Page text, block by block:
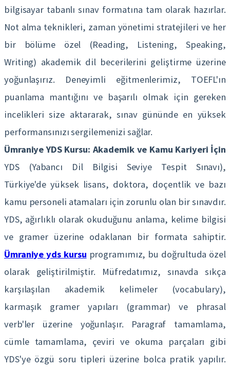
bilgisayar tabanlı sınav formatına tam olarak hazırlar.
Not alma teknikleri, zaman yönetimi stratejileri ve her
bir bölüme özel (Reading, Listening, Speaking,
Writing) akademik dil becerilerini geliştirme üzerine
yoğunlaşırız. Deneyimli eğitmenlerimiz, TOEFL'ın
puanlama mantığını ve başarılı olmak için gereken
incelikleri size aktararak, sınav gününde en yüksek
performansınızı sergilemenizi sağlar.
Ümraniye YDS Kursu: Akademik ve Kamu Kariyeri İçin
YDS (Yabancı Dil Bilgisi Seviye Tespit Sınavı),
Türkiye'de yüksek lisans, doktora, doçentlik ve bazı
kamu personeli atamaları için zorunlu olan bir sınavdır.
YDS, ağırlıklı olarak okuduğunu anlama, kelime bilgisi
ve gramer üzerine odaklanan bir formata sahiptir.
Ümraniye yds kursu programımız, bu doğrultuda özel
olarak geliştirilmiştir. Müfredatımız, sınavda sıkça
karşılaşılan akademik kelimeler (vocabulary),
karmaşık gramer yapıları (grammar) ve phrasal
verb'ler üzerine yoğunlaşır. Paragraf tamamlama,
cümle tamamlama, çeviri ve okuma parçaları gibi
YDS'ye özgü soru tipleri üzerine bolca pratik yapılır.